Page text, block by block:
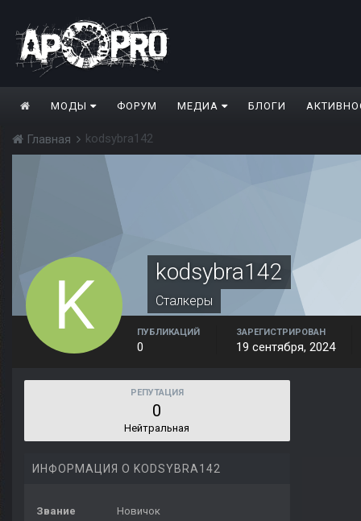
МОДЫ ФОРУМ МЕДИА БЛОГИ
Главная kodsybra142
kodsybra142
Сталкеры
ПУБЛИКАЦИЙ
0
ЗАРЕГИСТРИРОВАН
19 сентября, 2024
РЕПУТАЦИЯ
0
Нейтральная
ИНФОРМАЦИЯ О KODSYBRA142
Звание Новичок